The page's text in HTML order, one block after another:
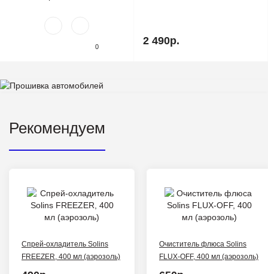
0 2 490р.
Рекомендуем
Спрей-охладитель Solins
FREEZER, 400 мл (аэрозоль)
Очиститель флюса Solins
FLUX-OFF, 400 мл (аэрозоль)